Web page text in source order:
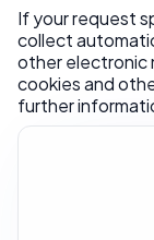
If your request
collect
other electronic
cookies and
further